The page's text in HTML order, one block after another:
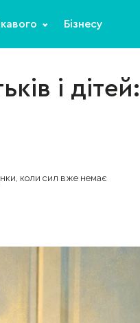
Бізнесу
і
коли сил вже немає